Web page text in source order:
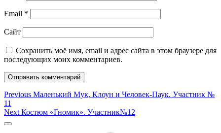
Email *
Сайт
Сохранить моё имя, email и адрес сайта в этом браузере для
последующих моих комментариев.
Навигация
по
записям
Previous Previous
Маленький Мук, Клоун и Человек-Паук. Участник №
11
Next Next
Костюм «Гномик». Участник№12
Sidebar